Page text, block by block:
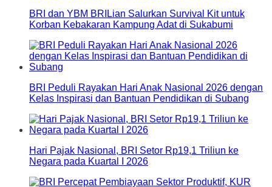
BRI dan YBM BRILian Salurkan Survival Kit untuk
Korban Kebakaran Kampung Adat di Sukabumi
BRI Peduli Rayakan Hari Anak Nasional 2026 dengan
Kelas Inspirasi dan Bantuan Pendidikan di Subang
Hari Pajak Nasional, BRI Setor Rp19,1 Triliun ke
Negara pada Kuartal I 2026